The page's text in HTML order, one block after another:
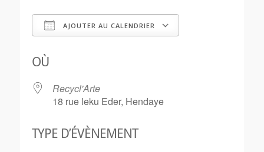
AJOUTER AU CALENDRIER
OÙ
Recycl'Arte
18 rue leku Eder, Hendaye
TYPE D’ÉVÈNEMENT